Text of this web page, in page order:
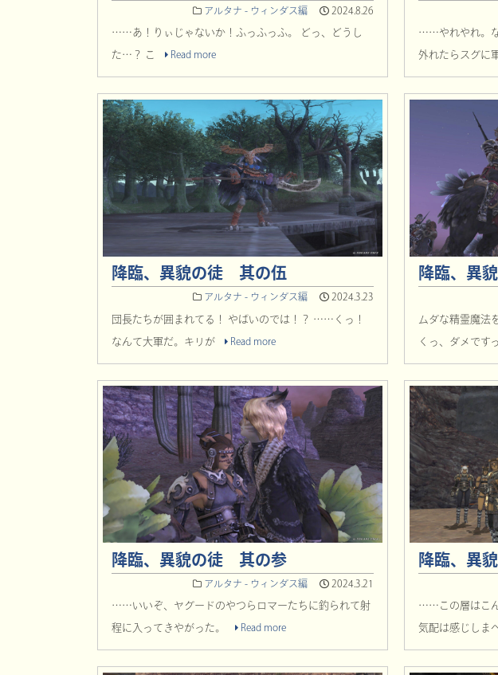
アルタナ - ウィンダス編 2024.8.26
……あ！りぃじゃないか！ふっふっふ。 どっ、どうし
た…？ こ Read more
……やれやれ。
外れたらスグに
降臨、異貌の徒 其の伍
アルタナ - ウィンダス編 2024.3.23
団長たちが囲まれてる！ やばいのでは！？ ……くっ！
なんて大軍だ。キリが Read more
降臨、異
ムダな精霊魔法
くっ、ダメで
降臨、異貌の徒 其の参
アルタナ - ウィンダス編 2024.3.21
……いいぞ、ヤグードのやつらロマーたちに釣られて射
程に入ってきやがった。 Read more
降臨、異
……この層はこん
気配は感じしま